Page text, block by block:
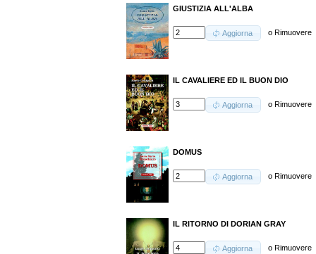
GIUSTIZIA ALL'ALBA
Aggiorna oRimuovere
IL CAVALIERE ED IL BUON DIO
Aggiorna oRimuovere
DOMUS
Aggiorna oRimuovere
IL RITORNO DI DORIAN GRAY
Aggiorna oRimuovere